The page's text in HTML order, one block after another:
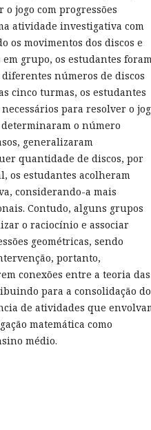
jogo com progressões
atividade investigativa com
os movimentos dos discos e
grupo, os estudantes foram
números de discos
cinco turmas, os estudantes
para resolver o
determinaram o número
generalizaram
quantidade de discos, por
os estudantes acolheram
considerando-a mais
Contudo, alguns grupos
o raciocínio e associar
geométricas, sendo
portanto,
conexões entre a teoria das
para a consolidação do
de atividades que
matemática como
médio.